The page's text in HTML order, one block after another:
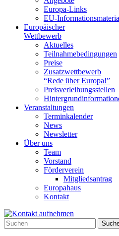
Europa-Links
EU-
Europäischer
Wettbewerb
Aktuelles
Teilnahme­bedingungen
Preise
Zusatzwettbewerb
“Rede über Europa!”
Preisverleihungsstellen
Veranstaltungen
Terminkalender
News
Newsletter
Über uns
Team
Vorstand
Förderverein
Mitgliedsantrag
Europahaus
Kontakt